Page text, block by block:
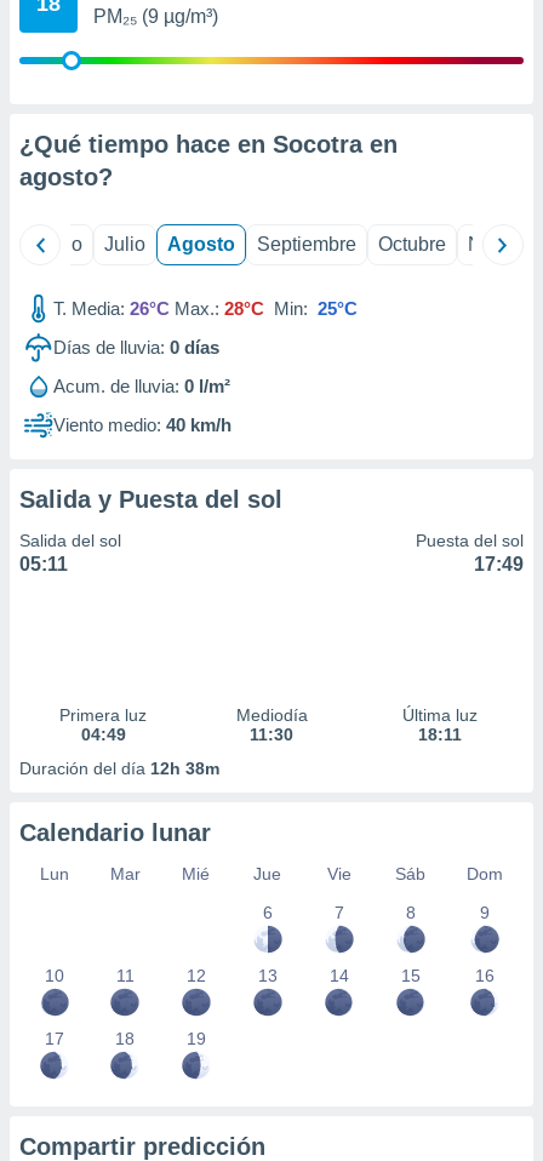
publicidad
1199
PM₂₅ (9 µg/m³)
¿Qué tiempo hace en Socotra en
agosto?
Junio Julio Agosto Septiembre Octubre
T. Media: 26°C Max.: 28°C Min: 25°C
Días de lluvia: 0 días
Acum. de lluvia: 0 l/m²
Viento medio: 40 km/h
Salida y Puesta del sol
Salida del sol
05:11
Puesta del sol
17:49
Primera luz
04:49
Mediodía
11:30
Última luz
18:11
Duración del día 12h 38m
Calendario lunar
Lun Mar Mié Jue Vie Sáb
Dom
6
7 8 9
10 11 12 13 14 15 16
17 18 19
Compartir predicción